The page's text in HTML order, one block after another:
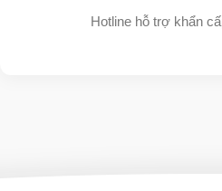
Hotline hỗ trợ khẩn